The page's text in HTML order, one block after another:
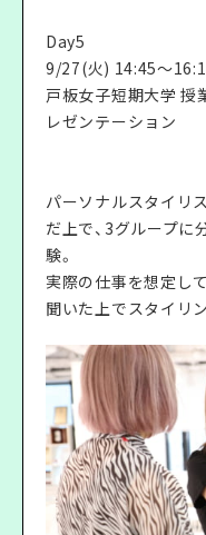
Day5
9/27(火) 14:45～
戸板女子短期大学 授
レゼンテーション
パーソナルスタイリ
だ上で、3グループ
験。
実際の仕事を想定し
聞いた上でスタイリ